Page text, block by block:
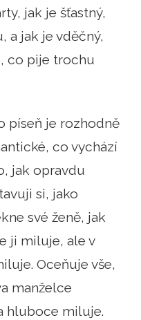
jak je šťastný,
a jak je vděčný,
co pije trochu
píseň je rozhodně
co vychází
jak opravdu
si, jako
své ženě, jak
ji miluje, ale v
Oceňuje vše,
manželce
hluboce miluje.